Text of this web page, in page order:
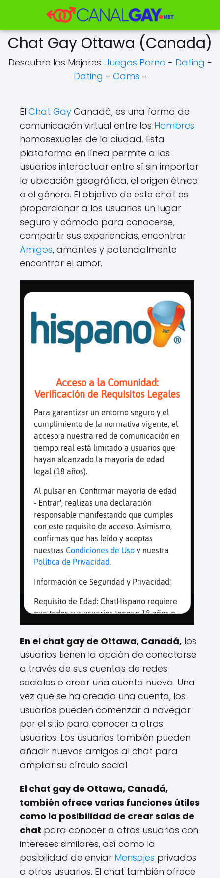
Chat Gay Ottawa (Canada)
Descubre los Mejores: Juegos Porno - Dating -
Dating - Cams -
El Chat Gay Canadá, es una forma de
comunicación virtual entre los Hombres
homosexuales de la ciudad. Esta
plataforma en línea permite a los
usuarios interactuar entre sí sin importar
la ubicación geográfica, el origen étnico
o el género. El objetivo de este chat es
proporcionar a los usuarios un lugar
seguro y cómodo para conocerse,
compartir sus experiencias, encontrar
Amigos, amantes y potencialmente
encontrar el amor.
En el chat gay de Ottawa, Canadá, los
usuarios tienen la opción de conectarse
a través de sus cuentas de redes
sociales o crear una cuenta nueva. Una
vez que se ha creado una cuenta, los
usuarios pueden comenzar a navegar
por el sitio para conocer a otros
usuarios. Los usuarios también pueden
añadir nuevos amigos al chat para
ampliar su círculo social.
El chat gay de Ottawa, Canadá,
también ofrece varias funciones útiles
como la posibilidad de crear salas de
chat para conocer a otros usuarios con
intereses similares, así como la
posibilidad de enviar Mensajes privados
a otros usuarios. El chat también ofrece